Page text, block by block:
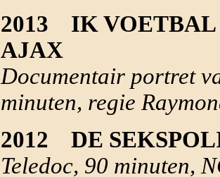
2013 IK VOETBAL
AJAX
Documentair portret
minuten, regie
2012 DE
Teledoc, 90 minuten,